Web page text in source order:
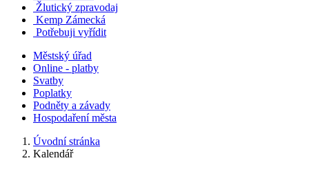
Žlutický zpravodaj
Kemp Zámecká
Potřebuji vyřídit
Městský úřad
Online - platby
Svatby
Poplatky
Podněty a závady
Hospodaření města
Úvodní stránka
Kalendář